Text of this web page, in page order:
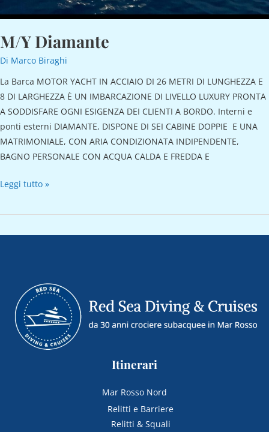
M/Y Diamante
Di Marco Biraghi
La Barca MOTOR YACHT IN ACCIAIO DI 26 METRI DI LUNGHEZZA E
8 DI LARGHEZZA È UN IMBARCAZIONE DI LIVELLO LUXURY PRONTA
A SODDISFARE OGNI ESIGENZA DEI CLIENTI A BORDO. Interni e
ponti esterni DIAMANTE, DISPONE DI SEI CABINE DOPPIE E UNA
MATRIMONIALE, CON ARIA CONDIZIONATA INDIPENDENTE,
BAGNO PERSONALE CON ACQUA CALDA E FREDDA E
Leggi tutto »
Itinerari
Mar Rosso Nord
Relitti e Barriere
Relitti & Squali